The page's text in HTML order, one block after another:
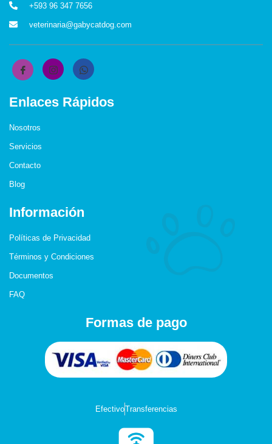
+593 96 347 7656
veterinaria@gabycatdog.com
Enlaces Rápidos
Nosotros
Servicios
Contacto
Blog
Información
Políticas de Privacidad
Términos y Condiciones
Documentos
FAQ
Formas de pago
EfectivoTransferencias